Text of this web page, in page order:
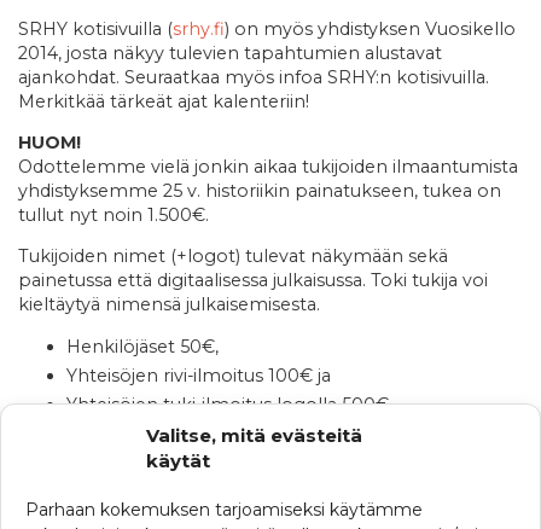
Valitse, mitä evästeitä
käytät
Parhaan kokemuksen tarjoamiseksi käytämme
SRHY kotisivuilla (srhy.fi) on myös yhdistyksen Vuosikello
2014, josta näkyy tulevien tapahtumien alustavat
ajankohdat. Seuraatkaa myös infoa SRHY:n kotisivuilla.
Merkitkää tärkeät ajat kalenteriin!
HUOM!
Odottelemme vielä jonkin aikaa tukijoiden ilmaantumista
yhdistyksemme 25 v. historiikin painatukseen, tukea on
tullut nyt noin 1.500€.
Tukijoiden nimet (+logot) tulevat näkymään sekä
painetussa että digitaalisessa julkaisussa. Toki tukija voi
kieltäytyä nimensä julkaisemisesta.
Henkilöjäset 50€,
Yhteisöjen rivi-ilmoitus 100€ ja
Yhteisöjen tuki-ilmoitus logolla 500€.
Tilinumeromme: Nordea FI05 1011 3000 8966 12,
lisätietoihin merkintä: 25v historiikki.